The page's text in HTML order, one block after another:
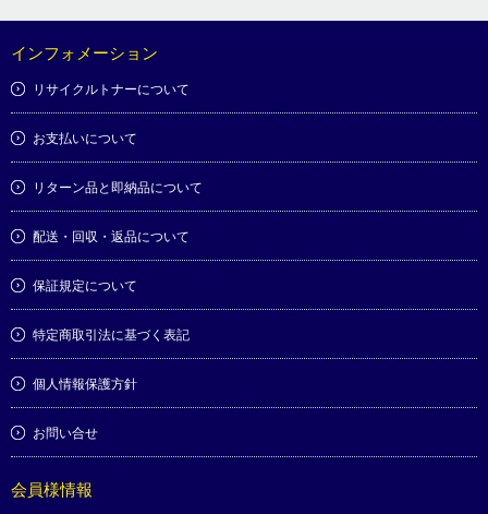
インフォメーション
リサイクルトナーについて
お支払いについて
リターン品と即納品について
配送・回収・返品について
保証規定について
特定商取引法に基づく表記
個人情報保護方針
お問い合せ
会員様情報